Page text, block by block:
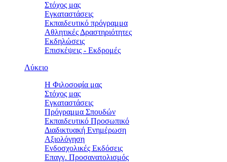
Στόχος μας
Εγκαταστάσεις
Εκπαιδευτικό πρόγραμμα
Αθλητικές Δραστηριότητες
Εκδηλώσεις
Επισκέψεις - Εκδρομές
Λύκειο
Η Φιλοσοφία μας
Στόχος μας
Εγκαταστάσεις
Πρόγραμμα Σπουδών
Εκπαιδευτικό Προσωπικό
Διαδικτυακή Ενημέρωση
Αξιολόγηση
Ενδοσχολικές Εκδόσεις
Επαγγ. Προσανατολισμός